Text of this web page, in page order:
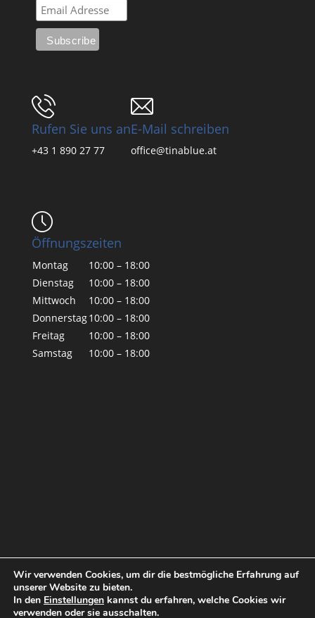
Rufen Sie uns an
+43 1 890 27 77
E-Mail schreiben
office@tinablue.at
Öffnungszeiten
Montag
10:00 – 18:00
Dienstag
10:00 – 18:00
Mittwoch
10:00 – 18:00
Donnerstag10:00 – 18:00
Freitag
10:00 – 18:00
Samstag
10:00 – 18:00
© by Tina Blue 2019 Impressum
Wir verwenden Cookies, um dir die bestmögliche Erfahrung auf
unserer Website zu bieten.
In den Einstellungen kannst du erfahren, welche Cookies wir
verwenden oder sie ausschalten.